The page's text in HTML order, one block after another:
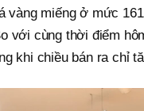
vàng miếng ở mức
với cùng thời điểm
khi chiều bán ra chỉ